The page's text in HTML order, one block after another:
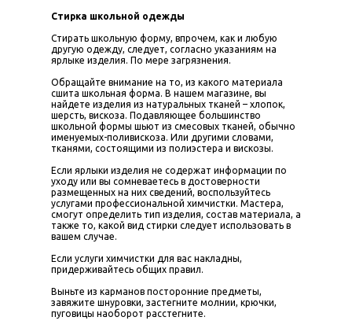
Стирка школьной одежды
Стирать школьную форму, впрочем, как и любую
другую одежду, следует, согласно указаниям на
ярлыке изделия. По мере загрязнения.
Обращайте внимание на то, из какого материала
сшита школьная форма. В нашем магазине, вы
найдете изделия из натуральных тканей – хлопок,
шерсть, вискоза. Подавляющее большинство
школьной формы шьют из смесовых тканей, обычно
именуемых-поливискоза. Или другими словами,
тканями, состоящими из полиэстера и вискозы.
Если ярлыки изделия не содержат информации по
уходу или вы сомневаетесь в достоверности
размещенных на них сведений, воспользуйтесь
услугами профессиональной химчистки. Мастера,
смогут определить тип изделия, состав материала, а
также то, какой вид стирки следует использовать в
вашем случае.
Если услуги химчистки для вас накладны,
придерживайтесь общих правил.
Выньте из карманов посторонние предметы,
завяжите шнуровки, застегните молнии, крючки,
пуговицы наоборот расстегните.